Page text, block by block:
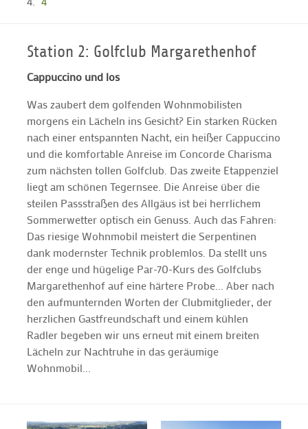
Station 2: Golfclub Margarethenhof
Cappuccino und los
Was zaubert dem golfenden Wohnmobilisten
morgens ein Lächeln ins Gesicht? Ein starken Rücken
nach einer entspannten Nacht, ein heißer Cappuccino
und die komfortable Anreise im Concorde Charisma
zum nächsten tollen Golfclub. Das zweite Etappenziel
liegt am schönen Tegernsee. Die Anreise über die
steilen Passstraßen des Allgäus ist bei herrlichem
Sommerwetter optisch ein Genuss. Auch das Fahren:
Das riesige Wohnmobil meistert die Serpentinen
dank modernster Technik problemlos. Da stellt uns
der enge und hügelige Par-70-Kurs des Golfclubs
Margarethenhof auf eine härtere Probe... Aber nach
den aufmunternden Worten der Clubmitglieder, der
herzlichen Gastfreundschaft und einem kühlen
Radler begeben wir uns erneut mit einem breiten
Lächeln zur Nachtruhe in das geräumige
Wohnmobil...